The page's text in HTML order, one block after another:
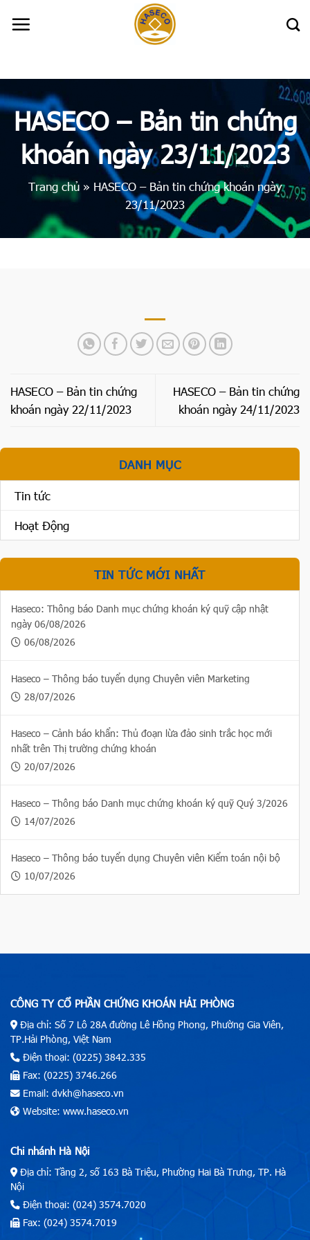
HASECO – Bản tin chứng
khoán ngày 23/11/2023
Trang chủ » HASECO – Bản tin chứng khoán ngày
23/11/2023
HASECO – Bản tin chứng
khoán ngày 22/11/2023
HASECO – Bản tin chứng
khoán ngày 24/11/2023
DANH MỤC
Tin tức
Hoạt Động
TIN TỨC MỚI NHẤT
Haseco: Thông báo Danh mục chứng khoán ký quỹ cập nhật
ngày 06/08/2026
06/08/2026
Haseco – Thông báo tuyển dụng Chuyên viên Marketing
28/07/2026
Haseco – Cảnh báo khẩn: Thủ đoạn lừa đảo sinh trắc học mới
nhất trên Thị trường chứng khoán
20/07/2026
Haseco – Thông báo Danh mục chứng khoán ký quỹ Quý 3/2026
14/07/2026
Haseco – Thông báo tuyển dụng Chuyên viên Kiểm toán nội bộ
10/07/2026
CÔNG TY CỔ PHẦN CHỨNG KHOÁN HẢI PHÒNG
Địa chỉ: Số 7 Lô 28A đường Lê Hồng Phong, Phường Gia Viên,
TP.Hải Phòng, Việt Nam
Điện thoại: (0225) 3842.335
Fax: (0225) 3746.266
Email: dvkh@haseco.vn
Website: www.haseco.vn
Chi nhánh Hà Nội
Địa chỉ: Tầng 2, số 163 Bà Triệu, Phường Hai Bà Trưng, TP. Hà
Nội
Điện thoại: (024) 3574.7020
Fax: (024) 3574.7019